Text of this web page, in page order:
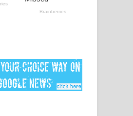
පද පෙළ
KATHA Song Lyrics -